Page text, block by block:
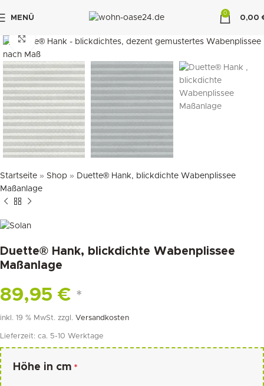
MENÜ
0
0,00
klicken um zu vergrößern
Startseite » Shop » Duette® Hank, blickdichte Wabenplissee
Maßanlage
Duette® Hank, blickdichte Wabenplissee
Maßanlage
89,95 € *
inkl. 19 % MwSt. zzgl. Versandkosten
Lieferzeit: ca. 5-10 Werktage
Höhe in cm *